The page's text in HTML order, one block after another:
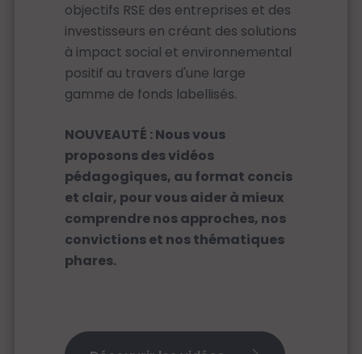
objectifs RSE des entreprises et des
investisseurs en créant des solutions
à impact social et environnemental
positif au travers d'une large
gamme de fonds labellisés.
NOUVEAUTÉ : Nous vous
proposons des vidéos
pédagogiques, au format concis
et clair, pour vous aider à mieux
comprendre nos approches, nos
convictions et nos thématiques
phares.